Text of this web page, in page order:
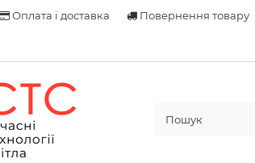
Оплата і доставка Повернення товару